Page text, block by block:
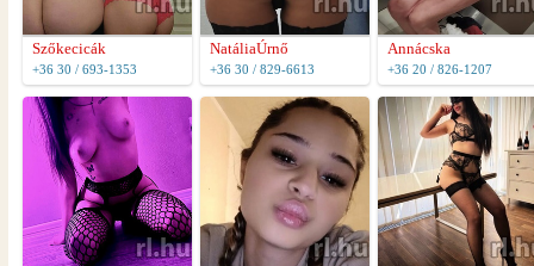
Szőkecicák
+36 30 / 693-1353
NatáliaÚrnő
+36 30 / 829-6613
Annácska
+36 20 / 826-1207